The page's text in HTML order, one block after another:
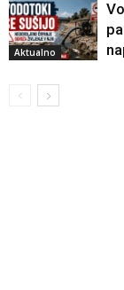
Aktualno